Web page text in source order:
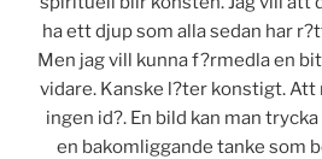
ha ett djup som alla sedan har
Men jag vill kunna f?rmedla en
vidare. Kanske l?ter konstigt. Att
ingen id?. En bild kan man
en bakomliggande tanke som